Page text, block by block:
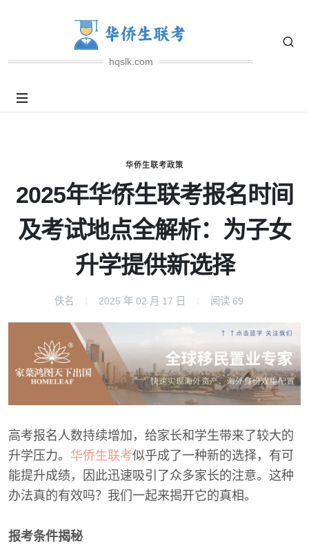
hqslk.com
华侨生联考政策
2025年华侨生联考报名时间
及考试地点全解析：为子女
升学提供新选择
佚名 2025 年 02 月 17 日 阅读 69
高考报名人数持续增加，给家长和学生带来了较大的
升学压力。 华侨生联考似乎成了一种新的选择，有可
能提升成绩，因此迅速吸引了众多家长的注意。这种
办法真的有效吗？我们一起来揭开它的真相。
报考条件揭秘